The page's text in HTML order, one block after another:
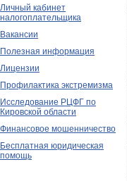
Личный кабинет
налогоплательщика
Вакансии
Полезная информация
Лицензии
Профилактика экстремизма
Исследование РЦФГ по
Кировской области
Финансовое мошенничество
Бесплатная юридическая
помощь